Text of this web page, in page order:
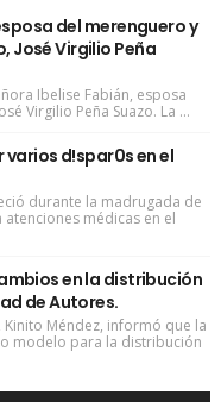
del merenguero y
José Virgilio Peña
Ibelise Fabián, esposa
Virgilio Peña Suazo. La ...
varios d!spar0s en el
durante la madrugada de
médicas en el
en la distribución
de Autores.
Kinito Méndez, informó que la
modelo para la distribución